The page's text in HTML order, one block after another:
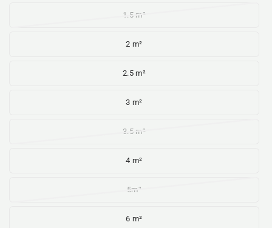
1.5 m²
2 m²
2.5 m²
3 m²
3.5 m²
4 m²
5m²
6 m²